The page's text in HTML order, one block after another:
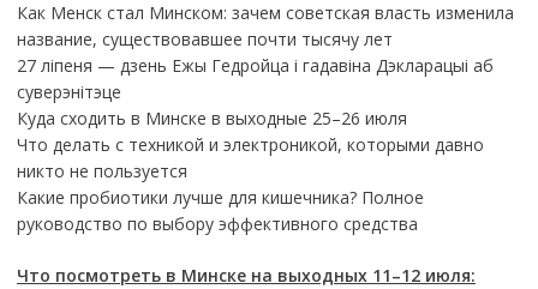
Как Менск стал Минском: зачем советская власть изменила
название, существовавшее почти тысячу лет
27 ліпеня — дзень Ежы Гедройца і гадавіна Дэкларацыі аб
суверэнітэце
Куда сходить в Минске в выходные 25–26 июля
Что делать с техникой и электроникой, которыми давно
никто не пользуется
Какие пробиотики лучше для кишечника? Полное
руководство по выбору эффективного средства
Что посмотреть в Минске на выходных 11–12 июля: